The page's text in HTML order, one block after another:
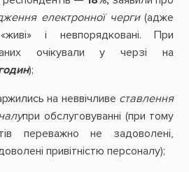
електронної черги(адже
і невпорядковані. При
очікували у черзі на
);
на неввічливе ставлення
при обслуговуванні (при тому
переважно не задоволені,
привітністю персоналу);